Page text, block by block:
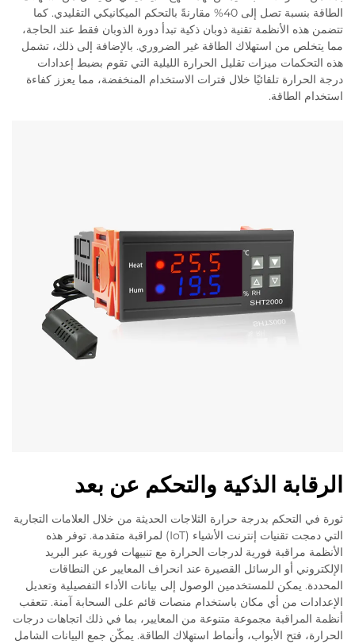
الطاقة بنسبة تصل إلى 40% مقارنةً بالتحكم الميكانيكي التقليدي. كما
تتضمن هذه الأنظمة تقنية ذوبان ذكية تبدأ دورة الذوبان فقط عند الحاجة،
مما يتخلص من استهلاك الطاقة غير الضروري. بالإضافة إلى ذلك، تشمل
هذه التحكمات ميزات تقليل الحرارة الليلية التي تقوم بضبط إعدادات
درجة الحرارة تلقائيًا خلال فترات الاستخدام المنخفضة، مما يعزز كفاءة
استخدام الطاقة.
الرقابة الذكية والتحكم عن بعد
ثورة في التحكم بدرجة حرارة الثلاجات الحديثة من خلال العلامات التجارية
التي دمجت تقنيات إنترنت الأشياء (IoT) لمراقبة متقدمة. توفر هذه
الأنظمة مراقبة فورية لدرجات الحرارة مع تنبيهات فورية عبر البريد
الإلكتروني أو الرسائل القصيرة عند انحراف المعايير عن النطاقات
المحددة. يمكن للمستخدمين الوصول إلى بيانات الأداء التفصيلية وتعديل
الإعدادات من أي مكان باستخدام منصات قائم على السحابة آمنة. تتعقب
أنظمة المراقبة مجموعة متنوعة من المعايير، بما في ذلك اتجاهات درجات
الحرارة، فتح الأبواب، وأنماط استهلاك الطاقة. يمكّن جمع البيانات الشامل